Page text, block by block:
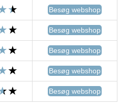
Besøg webshop
Besøg webshop
Besøg webshop
Besøg webshop
Besøg webshop